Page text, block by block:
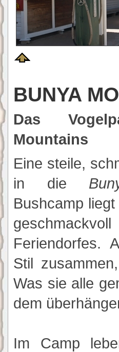
BUNYA
Das
Mountains
Eine steile,
in die
Bushcamp
Feriendorfes.
Stil
Was sie alle
dem
Im Camp